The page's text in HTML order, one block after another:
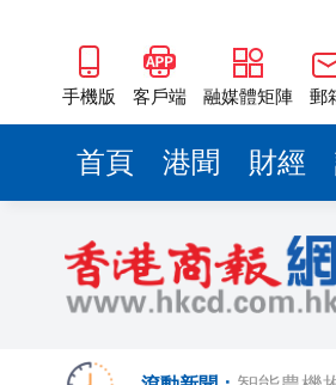
手機版 客戶端 融媒體矩陣 郵
首頁 港聞 財經
安徽省行
金川國際
皖黟縣柯
家鄉市集
有片丨黃